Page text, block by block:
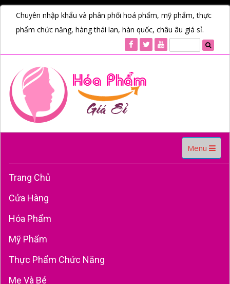
Chuyên nhập khẩu và phân phối hoá phẩm, mỹ phẩm, thực
phẩm chức năng, hàng thái lan, hàn quốc, châu âu giá sỉ.
Toggle
navigation
Menu
Trang Chủ
Cửa Hàng
Hóa Phẩm
Mỹ Phẩm
Thực Phẩm Chức Năng
Mẹ Và Bé